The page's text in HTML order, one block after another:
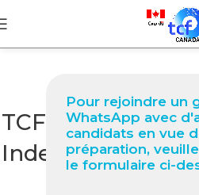
Pour rejoindre un
WhatsApp avec
candidats en vue
préparation,
le formulaire ci-
BLOG
TCF Canada à
Inde) Guide